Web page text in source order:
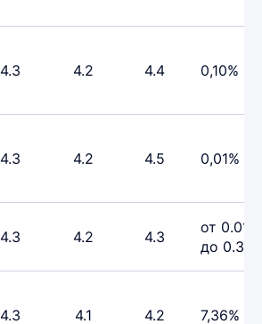
4.3 4.2 4.4 0,10%
4.3 4.2 4.5 0,01%
4.3 4.2 4.3
от 0.01%
до 0.3%
4.3 4.1 4.2 7,36%